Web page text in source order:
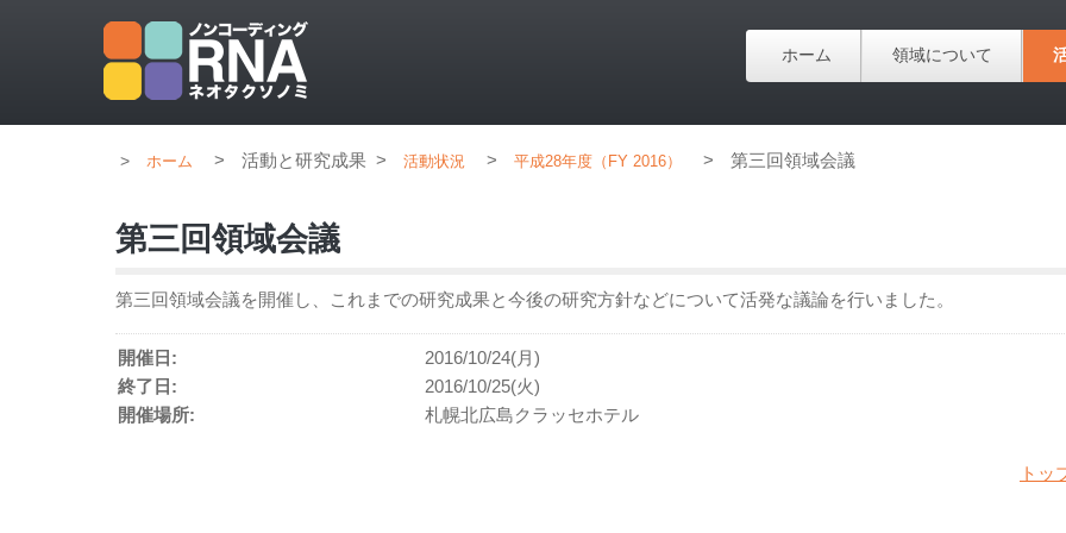
ホーム 領域について
ホーム > 活動と研究成果 > 活動状況 > 平成28年度（FY 2016） > 第三回領域会議
第三回領域会議
第三回領域会議を開催し、これまでの研究成果と今後の研究方針などについて活発な議論を行いました。
開催日:
2016/10/24(月)
終了日:
2016/10/25(火)
開催場所:
札幌北広島クラッセホテル
トッ